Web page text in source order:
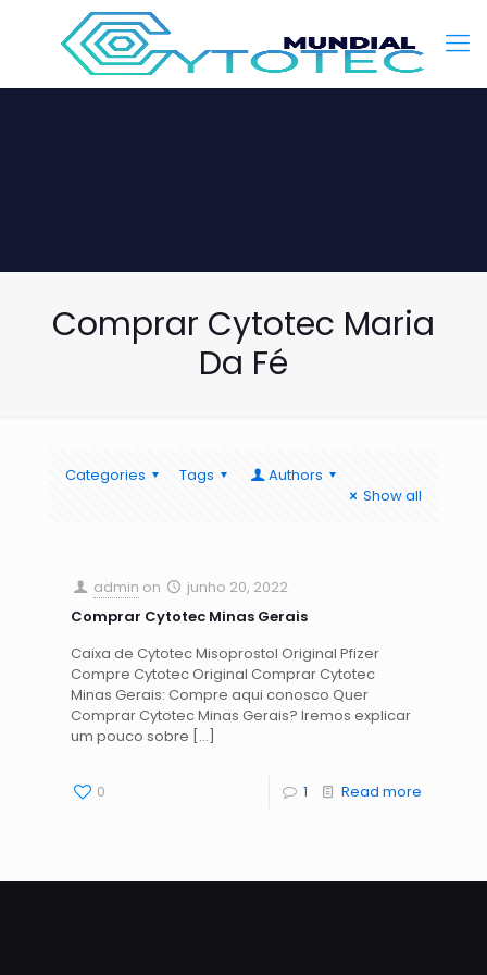
Comprar Cytotec Maria
Da Fé
Categories Tags
Authors
Show all
admin on
junho 20, 2022
Comprar Cytotec Minas Gerais
Caixa de Cytotec Misoprostol Original Pfizer
Compre Cytotec Original Comprar Cytotec
Minas Gerais: Compre aqui conosco Quer
Comprar Cytotec Minas Gerais? Iremos explicar
um pouco sobre […]
0 1 Read more